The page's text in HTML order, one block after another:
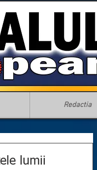
Redactia
lumii